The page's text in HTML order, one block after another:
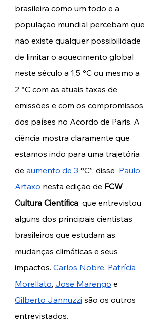
brasileira como um todo e a
população mundial percebam que
não existe qualquer possibilidade
de limitar o aquecimento global
neste século a 1,5 °C ou mesmo a
2 °C com as atuais taxas de
emissões e com os compromissos
dos países no Acordo de Paris. A
ciência mostra claramente que
estamos indo para uma trajetória
de aumento de 3 °C”, disse Paulo
Artaxo nesta edição de FCW
Cultura Científica, que entrevistou
alguns dos principais cientistas
brasileiros que estudam as
mudanças climáticas e seus
impactos. Carlos Nobre, Patrícia
Morellato, Jose Marengo e
Gilberto Jannuzzi são os outros
entrevistados.